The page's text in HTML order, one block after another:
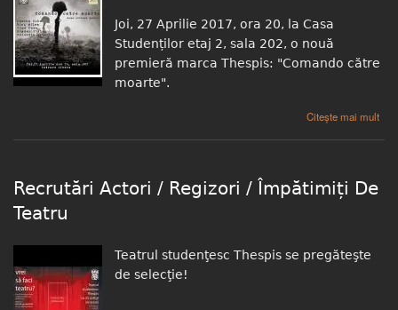
Joi, 27 Aprilie 2017, ora 20, la Casa
Studenților etaj 2, sala 202, o nouă
premieră marca Thespis: "Comando către
moarte".
Citește mai mult
Recrutări Actori / Regizori / Împătimiți De
Teatru
Teatrul studenţesc Thespis se pregăteşte
de selecţie!